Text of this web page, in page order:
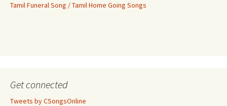
Tamil Funeral Song / Tamil Home Going Songs
Get connected
Tweets by CSongsOnline